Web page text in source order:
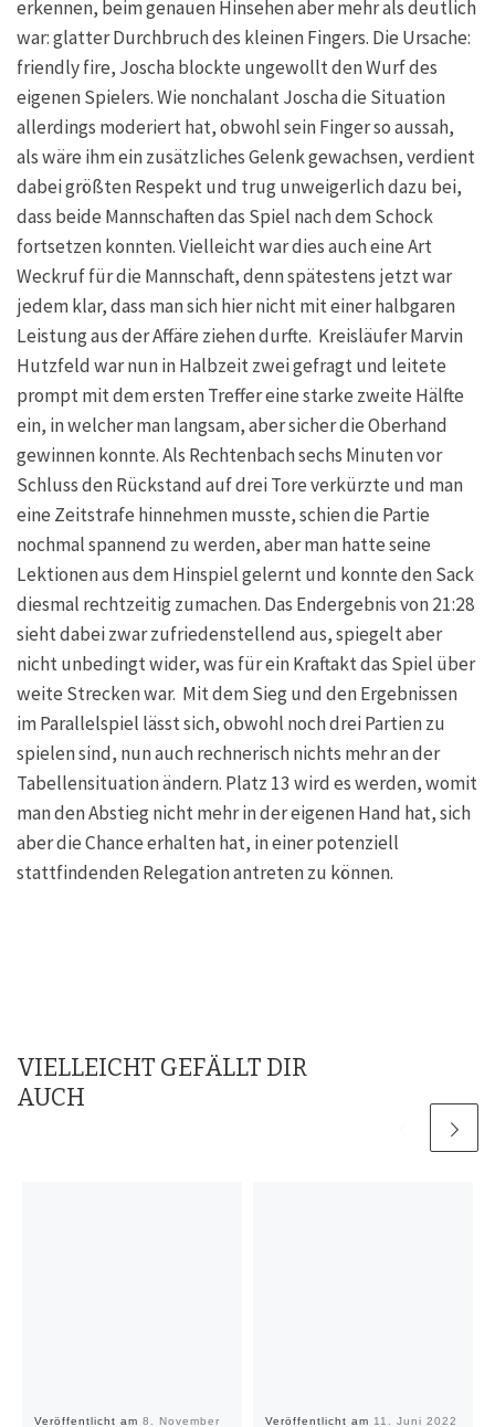
erkennen, beim genauen Hinsehen aber mehr als deutlich
war: glatter Durchbruch des kleinen Fingers. Die Ursache:
friendly fire, Joscha blockte ungewollt den Wurf des
eigenen Spielers. Wie nonchalant Joscha die Situation
allerdings moderiert hat, obwohl sein Finger so aussah,
als wäre ihm ein zusätzliches Gelenk gewachsen, verdient
dabei größten Respekt und trug unweigerlich dazu bei,
dass beide Mannschaften das Spiel nach dem Schock
fortsetzen konnten. Vielleicht war dies auch eine Art
Weckruf für die Mannschaft, denn spätestens jetzt war
jedem klar, dass man sich hier nicht mit einer halbgaren
Leistung aus der Affäre ziehen durfte. Kreisläufer Marvin
Hutzfeld war nun in Halbzeit zwei gefragt und leitete
prompt mit dem ersten Treffer eine starke zweite Hälfte
ein, in welcher man langsam, aber sicher die Oberhand
gewinnen konnte. Als Rechtenbach sechs Minuten vor
Schluss den Rückstand auf drei Tore verkürzte und man
eine Zeitstrafe hinnehmen musste, schien die Partie
nochmal spannend zu werden, aber man hatte seine
Lektionen aus dem Hinspiel gelernt und konnte den Sack
diesmal rechtzeitig zumachen. Das Endergebnis von 21:28
sieht dabei zwar zufriedenstellend aus, spiegelt aber
nicht unbedingt wider, was für ein Kraftakt das Spiel über
weite Strecken war. Mit dem Sieg und den Ergebnissen
im Parallelspiel lässt sich, obwohl noch drei Partien zu
spielen sind, nun auch rechnerisch nichts mehr an der
Tabellensituation ändern. Platz 13 wird es werden, womit
man den Abstieg nicht mehr in der eigenen Hand hat, sich
aber die Chance erhalten hat, in einer potenziell
stattfindenden Relegation antreten zu können.
VIELLEICHT GEFÄLLT DIR
AUCH
Veröffentlicht am8. November Veröffentlicht am 11. Juni 2022